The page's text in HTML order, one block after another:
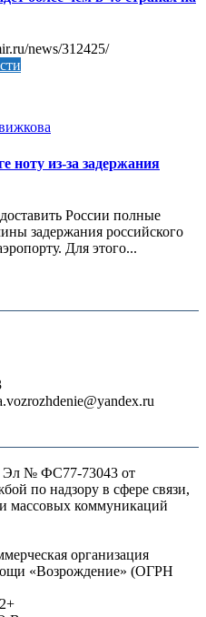
news/312425/
ноту из-за задержания
России полные
задержания российского
Для этого...
№ ФС77-73043 от
по надзору в сфере связи,
массовых коммуникаций
организация
«Возрождение» (ОГРН